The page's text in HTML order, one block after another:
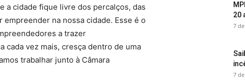
a cidade fique livre dos percalços, das
na nossa cidade. Esse é o
a trazer
cada vez mais, cresça dentro de uma
trabalhar junto à Câmara
20
7
7